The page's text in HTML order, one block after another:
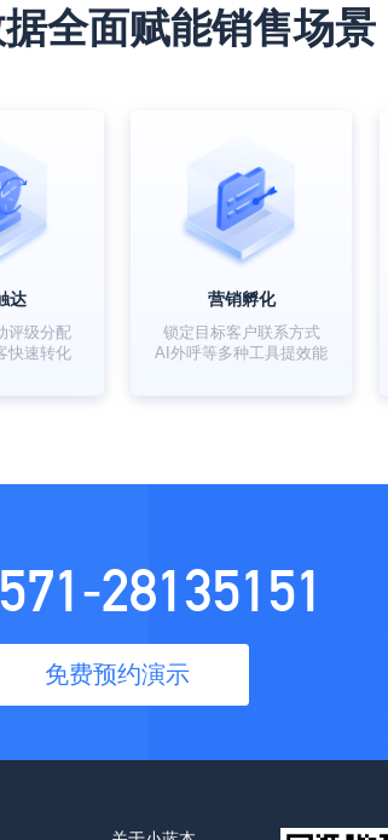
全面赋能销售场景
达
评级分配
快速转化
营销孵化
锁定目标客户联系方式
AI外呼等多种工具提效能
28135151
免费预约演示